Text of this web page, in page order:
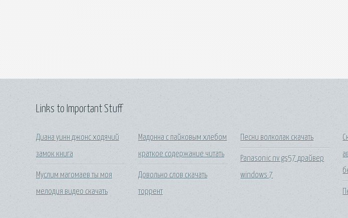
Links to Important Stuff
Диана уинн джонс ходячий
замок книга
Муслим магомаев ты моя
мелодия видео скачать
Мадонна с пайковым хлебом
краткое содержание читать
Довольно слов скачать
торрент
Песни волколак скачать
Panasonic nv gs57 драйвер
windows 7